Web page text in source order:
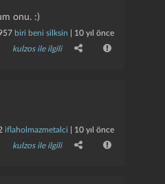
onu. :)
biri beni silksin 10 yıl önce
kulzos ile ilgili
iflaholmazmetalci 10 yıl önce
kulzos ile ilgili